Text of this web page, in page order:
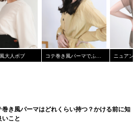
大人ボブ
巻き風パーマはどれくらい持つ？かける前に知
いこと